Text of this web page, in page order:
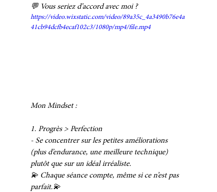
💬 Vous seriez d’accord avec moi ?
https://video.wixstatic.com/video/89a35c_4a3490b76e4a
41cb94dcfb4ecaf102c3/1080p/mp4/file.mp4
Mon Mindset :
1. Progrès > Perfection
- Se concentrer sur les petites améliorations
(plus d’endurance, une meilleure technique)
plutôt que sur un idéal irréaliste.
💫 Chaque séance compte, même si ce n’est pas
parfait.💫